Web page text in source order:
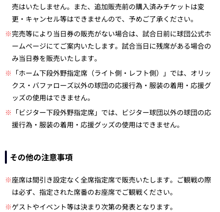
売はいたしません。また、追加販売前の購入済みチケットは変
更・キャンセル等はできませんので、予めご了承ください。
※完売等により当日券の販売がない場合は、試合日前に球団公式ホ
ームページにてご案内いたします。試合当日に残席がある場合の
み当日券を販売いたします。
※ 「ホーム下段外野指定席（ライト側・レフト側）」では、オリッ
クス・バファローズ以外の球団の応援行為・服装の着用・応援グ
ッズの使用はできません。
※ 「ビジター下段外野指定席」では、ビジター球団以外の球団の応
援行為・服装の着用・応援グッズの使用はできません。
その他の注意事項
※座席は間引き設定なく全席指定席で販売いたします。ご観戦の際
は必ず、指定された席番のお座席でご観戦ください。
※ゲストやイベント等は決まり次第の発表となります。